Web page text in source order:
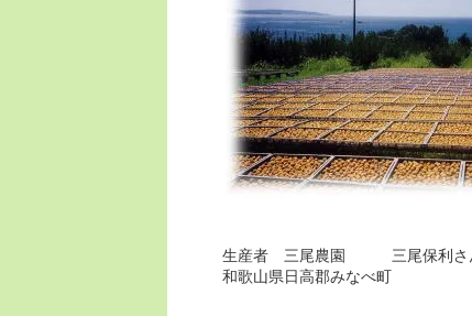
生産者 三尾農園 三尾保利さ
和歌山県日高郡みなべ町